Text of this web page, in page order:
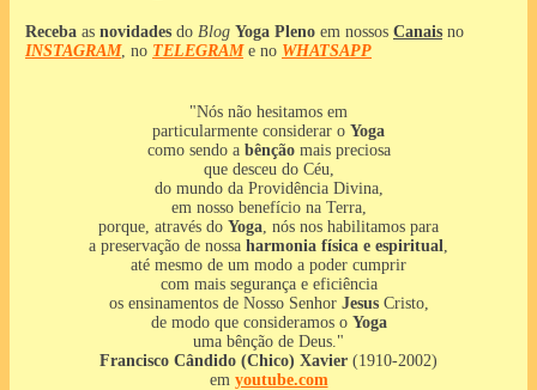
Receba as novidades do Blog Yoga Pleno em nossos Canais no
INSTAGRAM, no TELEGRAMe no WHATSAPP
"Nós não hesitamos em
particularmente considerar o Yoga
como sendo a bênçãomais preciosa
que desceu do Céu,
do mundo da Providência Divina,
em nosso benefício na Terra,
porque, através do Yoga , nós nos habilitamos para
a preservação de nossa harmonia física e espiritual
até mesmo de um modo a poder cumprir
com mais segurança e eficiência
os ensinamentos de Nosso Senhor JesusCristo,
de modo que consideramos o Yoga
uma bênção de Deus."
Francisco Cândido (Chico) Xavier (1910-2002)
em youtube.com